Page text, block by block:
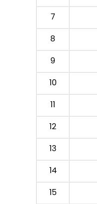
7
8
9
10
11
12
13
14
15